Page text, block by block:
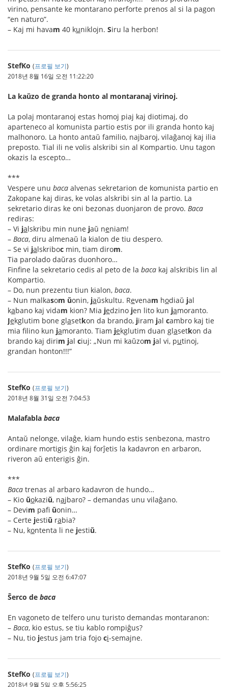
virino, pensante ke montarano perforte prenos al si la pagon
“en naturo”.
– Kaj mi havam 40 kuniklojn. Siru la herbon!
StefKo (프로필 보기)
2018년 8월 16일 오전 11:22:20
La kaŭzo de granda honto al montaranaj virinoj.
La polaj montaranoj estas homoj piaj kaj diotimaj, do
aparteneco al komunista partio estis por ili granda honto kaj
malhonoro. La honto antaŭ familio, najbaroj, vilaĝanoj kaj ilia
preposto. Tial ili ne volis alskribi sin al Kompartio. Unu tagon
okazis la escepto…
***
Vespere unu baca alvenas sekretarion de komunista partio en
Zakopane kaj diras, ke volas alskribi sin al la partio. La
sekretario diras ke oni bezonas duonjaron de provo. Baca
rediras:
– Vi jalskribu min nune jaŭ neniam!
– Baca, diru almenaŭ la kialon de tiu despero.
– Se vi jalskriboc min, tiam dirom.
Tia parolado daŭras duonhoro…
Finfine la sekretario cedis al peto de la baca kaj alskribis lin al
Kompartio.
– Do, nun prezentu tiun kialon, baca.
– Nun malkasom ŭonin, jaŭskultu. Revenam hodiaŭ jal
kabano kaj vidam kion? Mia jedzino jen lito kun jamoranto.
Jekglutim bone glasetkon da brando, jiram jal cambro kaj tie
mia flino kun jamoranto. Tiam jekglutim duan glasetkon da
brando kaj dirim jal ciuj: „Nun mi kaŭzom jal vi, putinoj,
grandan honton!!!”
StefKo (프로필 보기)
2018년 8월 31일 오전 7:04:53
Malafabla baca
Antaŭ nelonge, vilaĝe, kiam hundo estis senbezona, mastro
ordinare mortigis ĝin kaj forĵetis la kadavron en arbaron,
riveron aŭ enterigis ĝin.
***
Baca trenas al arbaro kadavron de hundo…
– Kio ŭokaziŭ, najbaro? – demandas unu vilaĝano.
– Devim pafi ŭonin…
– Certe jestiŭ rabia?
– Nu, kontenta li ne jestiŭ.
StefKo (프로필 보기)
2018년 9월 5일 오전 6:47:07
Ŝerco de baca
En vagoneto de telfero unu turisto demandas montaranon:
– Baca, kio estus, se tiu kablo rompiĝus?
– Nu, tio jestus jam tria fojo ci-semajne.
StefKo (프로필 보기)
2018년 9월 5일 오후 5:56:25